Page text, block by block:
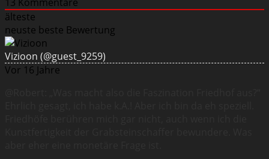
älteste
neuste beste Bewertung
Vizioon (@guest_9259)
Vor 16 Jahre